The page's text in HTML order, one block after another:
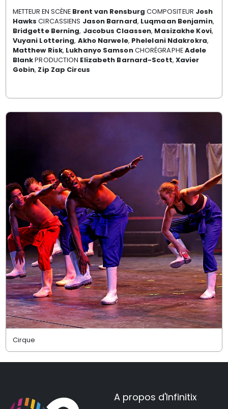
METTEUR EN SCÈNE Brent van Rensburg COMPOSITEUR Josh
Hawks CIRCASSIENS Jason Barnard, Luqmaan Benjamin,
Bridgette Berning, Jacobus Claassen, Masizakhe Kovi,
Vuyani Lottering, Akho Narwele, Phelelani Ndakrokra,
Matthew Risk, Lukhanyo SamsonCHORÉGRAPHEAdele
BlankPRODUCTION Elizabeth Barnard-Scott, Xavier
Gobin, Zip Zap Circus
Cirque
A propos d'Infinitix